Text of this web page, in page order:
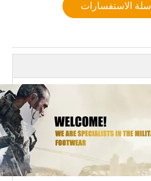
سلة الاستفسارات